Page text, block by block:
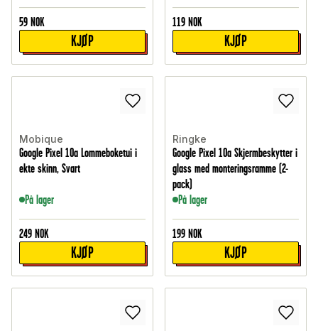
59 NOK
KJØP
119 NOK
KJØP
Mobique
Google Pixel 10a Lommeboketui i
ekte skinn, Svart
På lager
249 NOK
KJØP
Ringke
Google Pixel 10a Skjermbeskytter i
glass med monteringsramme (2-
pack)
På lager
199 NOK
KJØP